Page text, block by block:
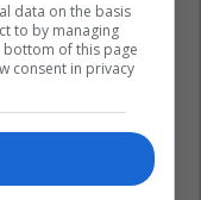
data on the basis
to by managing
of this page
consent in privacy